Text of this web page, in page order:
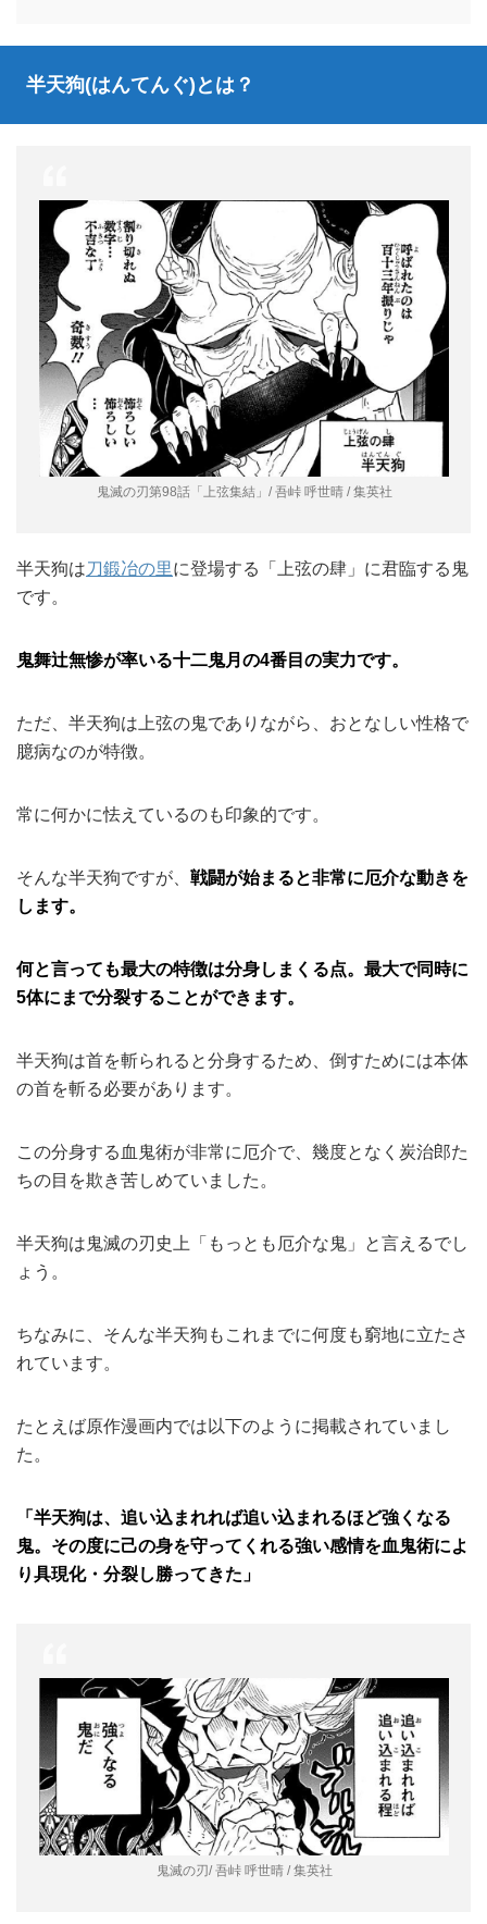
半天狗(はんてんぐ)とは？
鬼滅の刃第98話「上弦集結」/ 吾峠 呼世晴 / 集英社
半天狗は刀鍛冶の里に登場する「上弦の肆」に君臨する鬼
です。
鬼舞辻無惨が率いる十二鬼月の4番目の実力です。
ただ、半天狗は上弦の鬼でありながら、おとなしい性格で
臆病なのが特徴。
常に何かに怯えているのも印象的です。
そんな半天狗ですが、 戦闘が始まると非常に厄介な動きを
します。
何と言っても最大の特徴は分身しまくる点。最大で同時に
5体にまで分裂することができます。
半天狗は首を斬られると分身するため、倒すためには本体
の首を斬る必要があります。
この分身する血鬼術が非常に厄介で、幾度となく炭治郎た
ちの目を欺き苦しめていました。
半天狗は鬼滅の刃史上「もっとも厄介な鬼」と言えるでし
ょう。
ちなみに、そんな半天狗もこれまでに何度も窮地に立たさ
れています。
たとえば原作漫画内では以下のように掲載されていまし
た。
「半天狗は、追い込まれれば追い込まれるほど強くなる
鬼。その度に己の身を守ってくれる強い感情を血鬼術によ
り具現化・分裂し勝ってきた」
鬼滅の刃/ 吾峠 呼世晴 / 集英社